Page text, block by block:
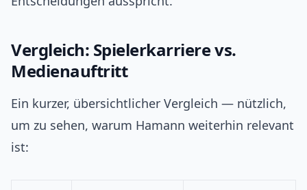
Vergleich: Spielerkarriere vs.
Medienauftritt
Ein kurzer, übersichtlicher Vergleich — nützlich,
um zu sehen, warum Hamann weiterhin relevant
ist: